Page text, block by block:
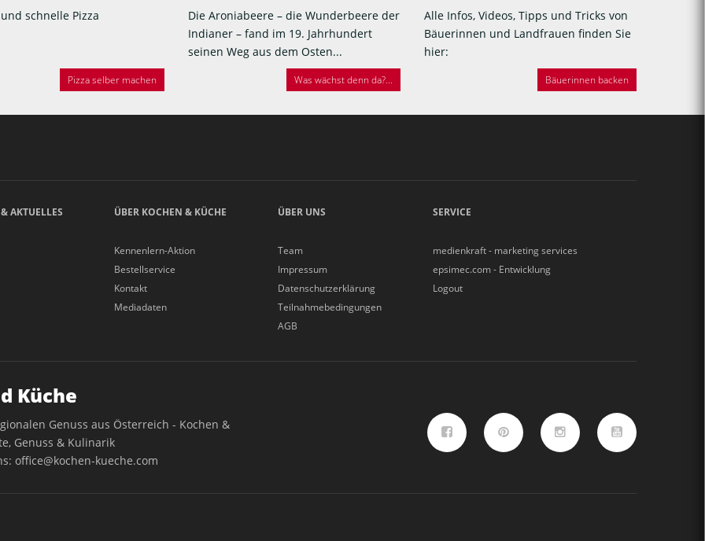
schnelle Pizza
Pizza selber machen
Die Aroniabeere – die Wunderbeere der
Indianer – fand im 19. Jahrhundert
seinen Weg aus dem Osten...
Was wächst denn da?...
Alle Infos, Videos, Tipps und Tricks von
Bäuerinnen und Landfrauen finden Sie
hier:
Bäuerinnen backen
AKTUELLES ÜBER KOCHEN & KÜCHE
Kennenlern-Aktion
Bestellservice
Kontakt
Mediadaten
ÜBER UNS
Team
Impressum
Datenschutzerklärung
Teilnahmebedingungen
AGB
SERVICE
medienkraft - marketing services
epsimec.com - Entwicklung
Logout
Küche
Genuss aus Österreich - Kochen &
Genuss & Kulinarik
office@kochen-kueche.com